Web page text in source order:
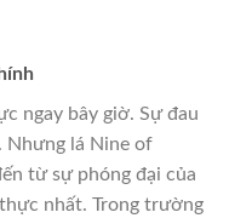
ngay bây giờ. Sự đau
Nhưng lá Nine of
từ sự phóng đại của
nhất. Trong trường